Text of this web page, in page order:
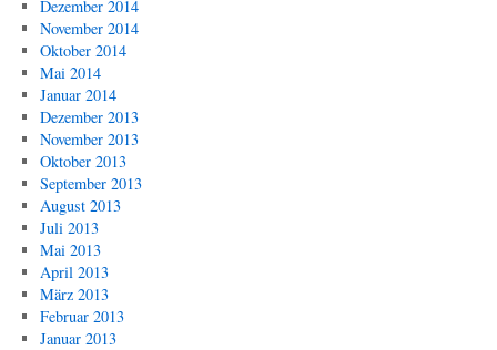
Dezember 2014
November 2014
Oktober 2014
Mai 2014
Januar 2014
Dezember 2013
November 2013
Oktober 2013
September 2013
August 2013
Juli 2013
Mai 2013
April 2013
März 2013
Februar 2013
Januar 2013